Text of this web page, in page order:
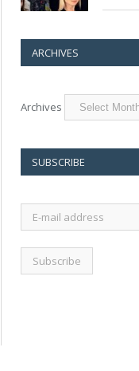
ARCHIVES
Archives
SUBSCRIBE
mail